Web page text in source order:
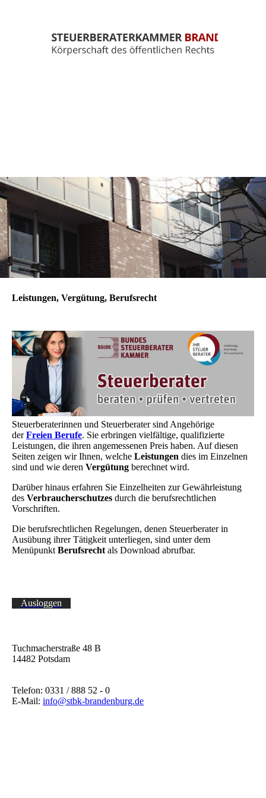
Leistungen, Vergütung, Berufsrecht
Steuerberaterinnen und Steuerberater sind Angehörige
derFreien Berufe. Sie erbringen vielfältige, qualifizierte
Leistungen, die ihren angemessenen Preis haben. Auf diesen
Seiten zeigen wir Ihnen, welche Leistungen dies im Einzelnen
sind und wie deren Vergütung berechnet wird.
Darüber hinaus erfahren Sie Einzelheiten zur Gewährleistung
des Verbraucherschutzes durch die berufsrechtlichen
Vorschriften.
Die berufsrechtlichen Regelungen, denen Steuerberater in
Ausübung ihrer Tätigkeit unterliegen, sind unter dem
Menüpunkt Berufsrecht als Download abrufbar.
Ausloggen
Tuchmacherstraße 48 B
14482 Potsdam
Telefon: 0331 / 888 52 - 0
E-Mail: info@stbk-brandenburg.de